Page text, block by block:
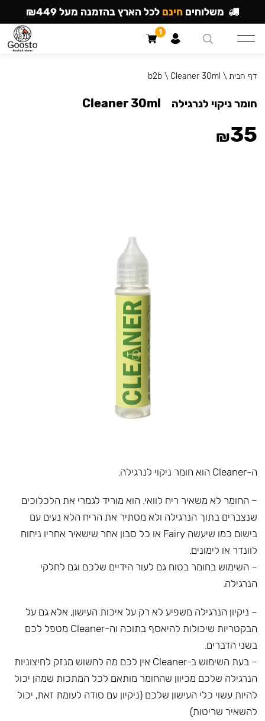
ה-Cleaner הוא חומר ניקוי לנרגילה.
– החומר לא משאיר ריח לוואי. הוא מוריד לגמרי את הלכלוכים
שנצברים בתוך הנרגילה ולא מסתיר את הריח הלא נעים עם
בישום כמו שיעשה Fairy או כל סבון אחר שישאיר אחריו ניחוח
לוונדר או לימונים.
– השימוש בחומר בטוח גם לעור הידיים שלכם וגם לחלקי
הנרגילה.
– ניקיון הנרגילה משפיע לא רק על איכות העישון, אלא גם על
הבקטריות שיכולות להיאסף בתוכה וה-Cleaner מטפל לכם
בשני הדברים.
– בעת השימוש ב-Cleaner אין לכם מה לחשוש מנזק לחיצוניות
הנרגילה שלכם מכיוון שהחומר מותאם לכל המתכות שמהן יכול
להיות עשוי כלי העישון שלכם (ניקיון עם סודה לעומת זאת, יכול
להשאיר שריטות)
דף הבית \
b2b\ Cleaner 30ml
חומר ניקוי לנרגילה Cleaner 30ml
₪35
משלוחים חינם לכל הארץ בהזמנה מעל ₪449
1